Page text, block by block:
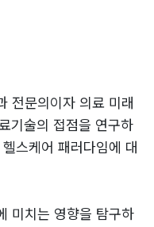
교수)
… 171
시각 … 193
의 문턱 …
229
는 시대 … 257
전문의이자 의료 미래
기술의 접점을 연구하
스케어 패러다임에 대
미치는 영향을 탐구하